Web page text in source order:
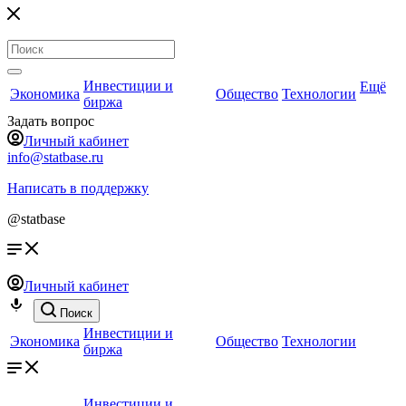
Экономика
Инвестиции и
биржа
Общество Технологии Ещё
Задать вопрос
Личный кабинет
info@statbase.ru
Написать в поддержку
@statbase
Личный кабинет
Поиск
Экономика
Инвестиции и
биржа
Общество Технологии